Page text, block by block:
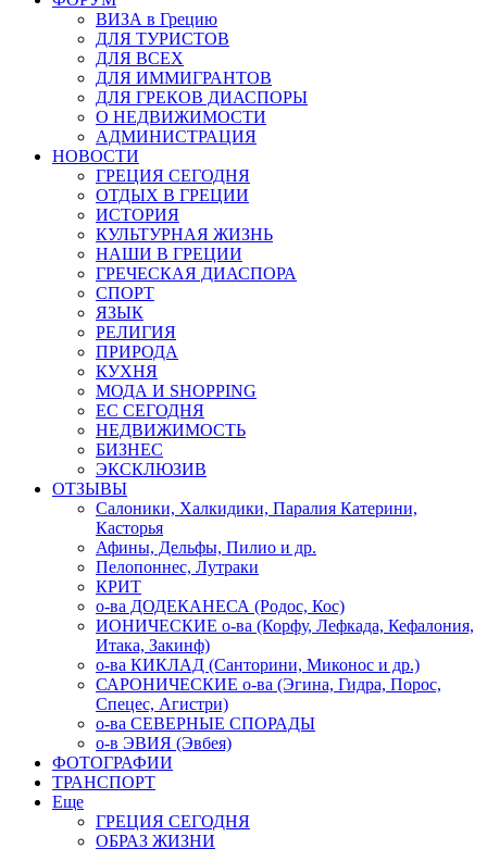
ВИЗА в Грецию
ДЛЯ ТУРИСТОВ
ДЛЯ ВСЕХ
ДЛЯ ИММИГРАНТОВ
ДЛЯ ГРЕКОВ ДИАСПОРЫ
О НЕДВИЖИМОСТИ
АДМИНИСТРАЦИЯ
НОВОСТИ
ГРЕЦИЯ СЕГОДНЯ
ОТДЫХ В ГРЕЦИИ
ИСТОРИЯ
КУЛЬТУРНАЯ ЖИЗНЬ
НАШИ В ГРЕЦИИ
ГРЕЧЕСКАЯ ДИАСПОРА
СПОРТ
ЯЗЫК
РЕЛИГИЯ
ПРИРОДА
КУХНЯ
МОДА И SHOPPING
ЕС СЕГОДНЯ
НЕДВИЖИМОСТЬ
БИЗНЕС
ЭКСКЛЮЗИВ
ОТЗЫВЫ
Салоники, Халкидики, Паралия Катерини,
Касторья
Афины, Дельфы, Пилио и др.
Пелопоннес, Лутраки
КРИТ
о-ва ДОДЕКАНЕСА (Родос, Кос)
ИОНИЧЕСКИЕ о-ва (Корфу, Лефкада, Кефалония,
Итака, Закинф)
о-ва КИКЛАД (Санторини, Миконос и др.)
САРОНИЧЕСКИЕ о-ва (Эгина, Гидра, Порос,
Спецес, Агистри)
о-ва СЕВЕРНЫЕ СПОРАДЫ
о-в ЭВИЯ (Эвбея)
ФОТОГРАФИИ
ТРАНСПОРТ
Еще
ГРЕЦИЯ СЕГОДНЯ
ОБРАЗ ЖИЗНИ